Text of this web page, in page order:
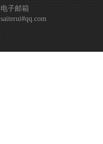
电子邮箱
saiterui#qq.com